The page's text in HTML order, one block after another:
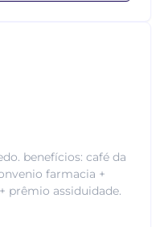
benefícios: café da
farmacia +
prêmio assiduidade.